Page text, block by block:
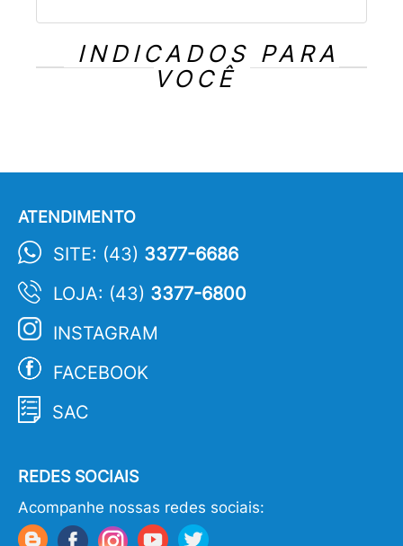
INDICADOS PARA
VOCÊ
ATENDIMENTO
SITE: (43) 3377-6686
LOJA: (43) 3377-6800
INSTAGRAM
FACEBOOK
SAC
REDES SOCIAIS
Acompanhe nossas redes sociais: